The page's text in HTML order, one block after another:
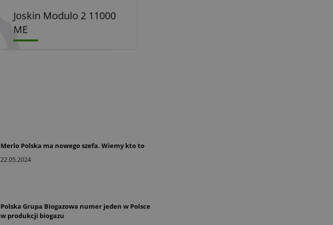
Joskin Modulo 2 11000
ME
Merlo Polska ma nowego szefa. Wiemy kto to
22.05.2024
Polska Grupa Biogazowa numer jeden w Polsce
w produkcji biogazu